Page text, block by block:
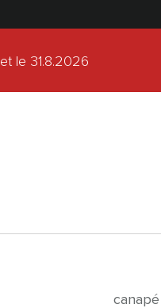
et le 31.8.2026